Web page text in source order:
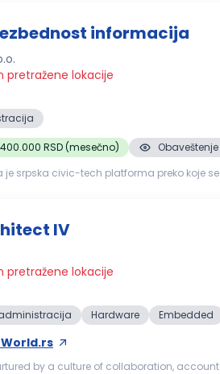
informacija
pretražene lokacije
RSD (mesečno)
je srpska civic-tech platforma preko koje
IV
pretražene lokacije
Hardware Embedded
by a culture of collaboration,